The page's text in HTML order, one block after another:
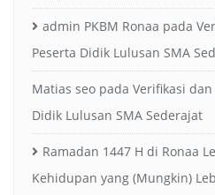
admin PKBM Ronaa pada
Peserta Didik Lulusan SMA
Matias seo pada Verifikasi dan
Didik Lulusan SMA Sederajat
Ramadan 1447 H di Ronaa
Kehidupan yang (Mungkin)